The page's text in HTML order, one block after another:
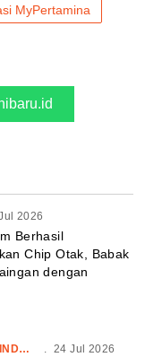
MyPertamina
2026
Berhasil
Chip Otak, Babak
dengan
INSPIRASI INDONESIA . 24 Jul 2026